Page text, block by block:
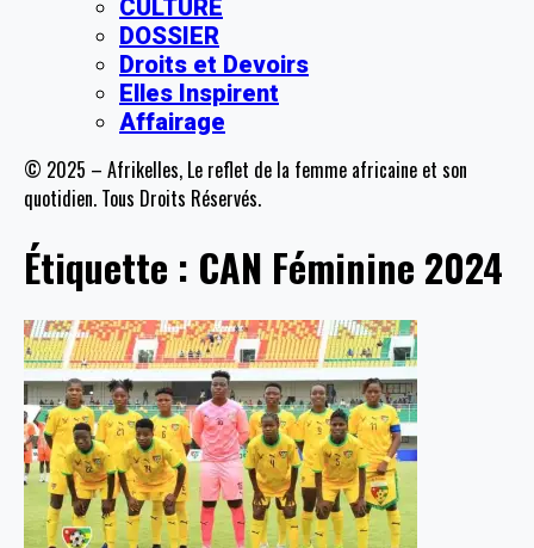
CULTURE
DOSSIER
Droits et Devoirs
Elles Inspirent
Affairage
© 2025 – Afrikelles, Le reflet de la femme africaine et son
quotidien. Tous Droits Réservés.
Étiquette : CAN Féminine 2024